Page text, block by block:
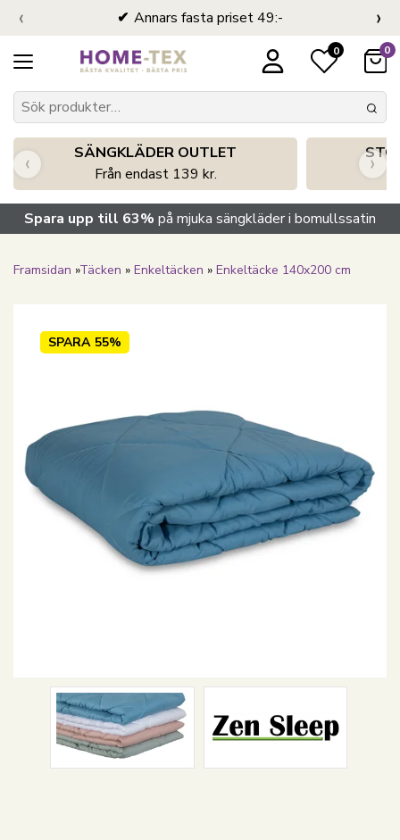
Annars fasta priset 49:-
‹ ›
0 0
SÄNGKLÄDER OUTLET
Från endast 139 kr.
‹ ›
Spara upp till 63% på mjuka sängkläder i bomullssatin
Framsidan »Täcken » Enkeltäcken » Enkeltäcke 140x200 cm
SPARA 55%